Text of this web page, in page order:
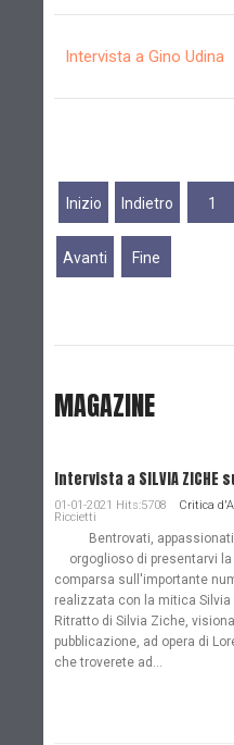
Intervista a Gino Udina
Inizio Indietro 1
Avanti Fine
MAGAZINE
Intervista a SILVIA ZICHE
01-01-2021 Hits:5708 Critica
Riccietti
Bentrovati, appassionati
orgoglioso di presentarvi
comparsa sull'importante
realizzata con la mitica
Ritratto di Silvia Ziche,
pubblicazione, ad opera di
che troverete ad...